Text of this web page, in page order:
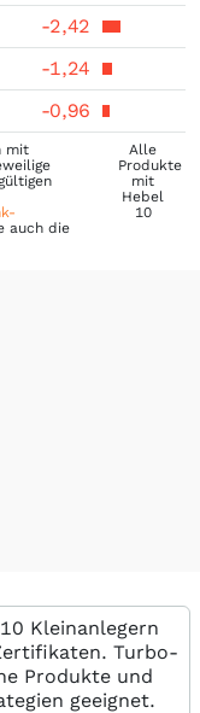
-2,42
-1,24
-0,96
mit
auch die
Alle
Produkte
mit
Hebel
10
Kleinanlegern
Turbo-
Produkte und
geeignet.